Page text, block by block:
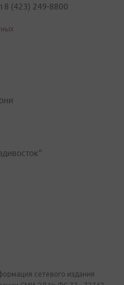
8 (423) 249-8800
сетевого издания